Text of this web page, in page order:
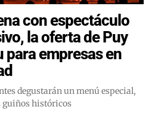
con espectáculo
la oferta de Puy
para empresas en
degustarán un menú especial,
guiños históricos